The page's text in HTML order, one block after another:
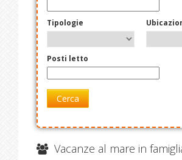
Tipologie
Posti letto
Cerca
Vacanze al mare in